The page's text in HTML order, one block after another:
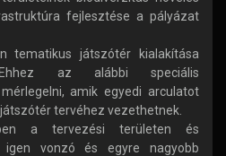
fejlesztése a pályázat
tematikus játszótér kialakítása
Ehhez az alábbi speciális
amik egyedi arculatot
tervéhez vezethetnek.
a tervezési területen és
igen vonzó és egyre nagyobb